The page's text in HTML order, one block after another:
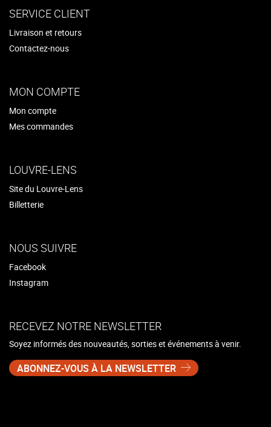
SERVICE CLIENT
Livraison et retours
Contactez-nous
MON COMPTE
Mon compte
Mes commandes
LOUVRE-LENS
Site du Louvre-Lens
Billetterie
NOUS SUIVRE
Facebook
Instagram
RECEVEZ NOTRE NEWSLETTER
Soyez informés des nouveautés, sorties et événements à venir.
ABONNEZ-VOUS À LA NEWSLETTER